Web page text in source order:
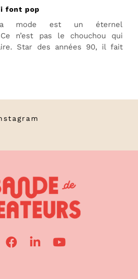
font pop
mode est un éternel
n’est pas le chouchou qui
Star des années 90, il fait